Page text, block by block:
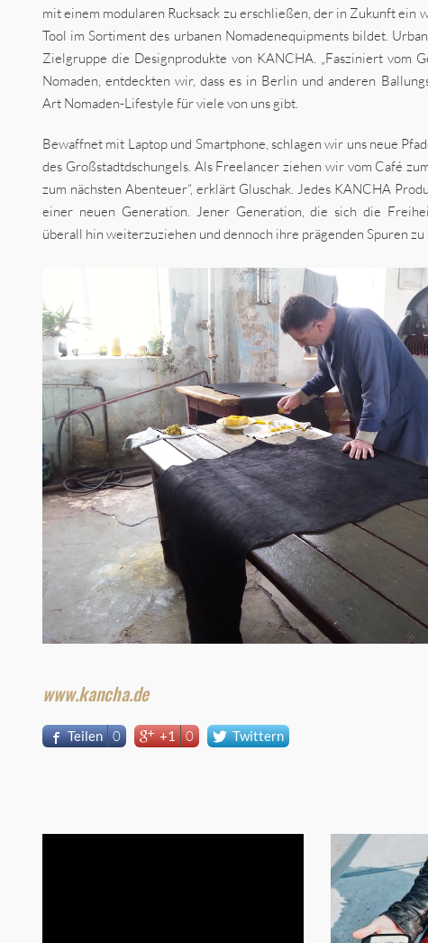
mit einem modularen Rucksack zu erschließen, der in Zukunft ein
Tool im Sortiment des urbanen Nomadenequipments bildet.
Zielgruppe die Designprodukte von KANCHA. „Fasziniert vom
Nomaden, entdeckten wir, dass es in Berlin und anderen
Art Nomaden-Lifestyle für viele von uns gibt.
Bewaffnet mit Laptop und Smartphone, schlagen wir uns neue
des Großstadtdschungels. Als Freelancer ziehen wir vom Café
zum nächsten Abenteuer“, erklärt Gluschak. Jedes KANCHA
einer neuen Generation. Jener Generation, die sich die
überall hin weiterzuziehen und dennoch ihre prägenden Spuren zu
www.kancha.de
Teilen 0 +1 0 Twittern